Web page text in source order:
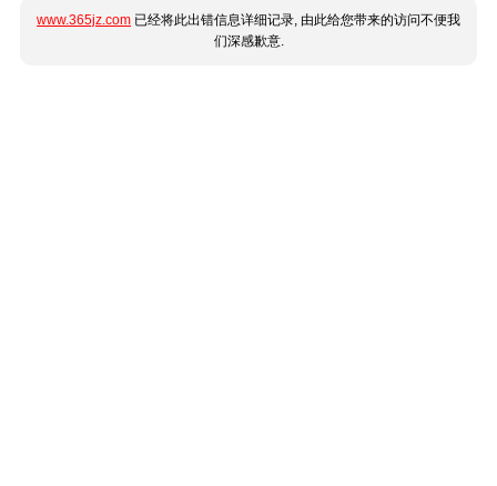
www.365jz.com 已经将此出错信息详细记录, 由此给您带来的访问不便我
们深感歉意.